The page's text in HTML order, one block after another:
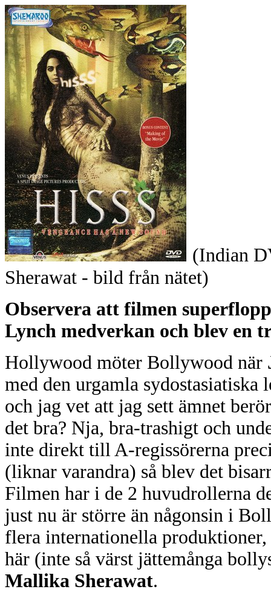
(Indian
Sherawat - bild från nätet)
Observera att filmen
Lynch medverkan och blev en
Hollywood möter Bollywood när
med den urgamla
och jag vet att jag sett ämnet
det bra? Nja, bra-trashigt och
inte direkt till A-regissörerna
(liknar varandra) så blev det
Filmen har i de 2 huvudrollerna
just nu är större än någonsin i
flera internationella
här (inte så värst jättemånga
Mallika Sherawat.